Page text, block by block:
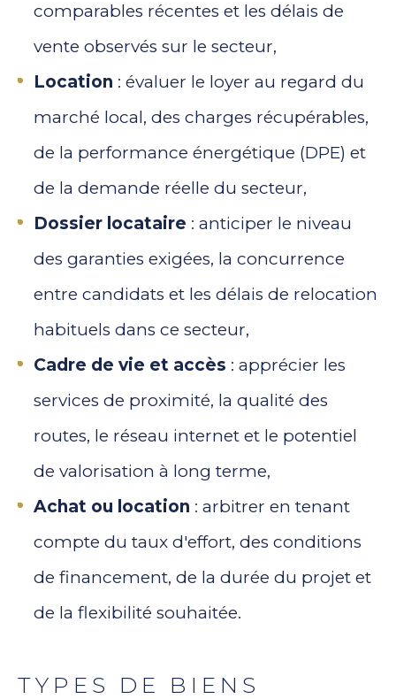
comparables récentes et les délais de
vente observés sur le secteur,
Location : évaluer le loyer au regard du
marché local, des charges récupérables,
de la performance énergétique (DPE) et
de la demande réelle du secteur,
Dossier locataire : anticiper le niveau
des garanties exigées, la concurrence
entre candidats et les délais de relocation
habituels dans ce secteur,
Cadre de vie et accès : apprécier les
services de proximité, la qualité des
routes, le réseau internet et le potentiel
de valorisation à long terme,
Achat ou location : arbitrer en tenant
compte du taux d'effort, des conditions
de financement, de la durée du projet et
de la flexibilité souhaitée.
TYPES DE BIENS